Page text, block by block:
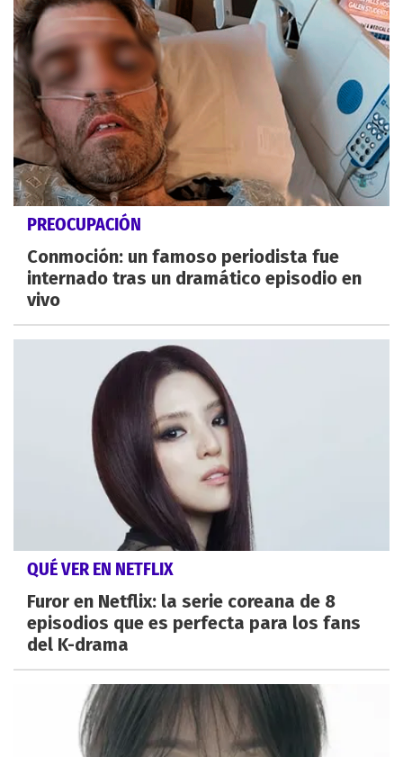
PREOCUPACIÓN
Conmoción: un famoso periodista fue
internado tras un dramático episodio en
vivo
QUÉ VER EN NETFLIX
Furor en Netflix: la serie coreana de 8
episodios que es perfecta para los fans
del K-drama